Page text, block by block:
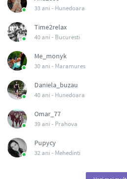
33 ani - Hunedoara
Time2relax
40 ani - Bucuresti
Me_monyk
30 ani - Maramures
Daniela_buzau
40 ani - Hunedoara
Omar_77
39 ani - Prahova
Pupycy
32 ani - Mehedinti